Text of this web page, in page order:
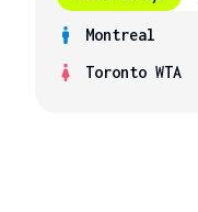
Montreal
Toronto WTA